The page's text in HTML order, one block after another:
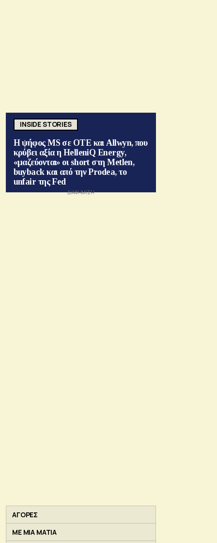
INSIDE STORIES
Η ψήφος MS σε ΟΤΕ και Allwyn, που
κρύβει αξία η HelleniQ Energy,
«μαζεύονται» οι short στη Metlen,
buyback και από την Prodea, το
unfair της Fed
ΑΓΟΡΕΣ
ΜΕ ΜΙΑ ΜΑΤΙΑ